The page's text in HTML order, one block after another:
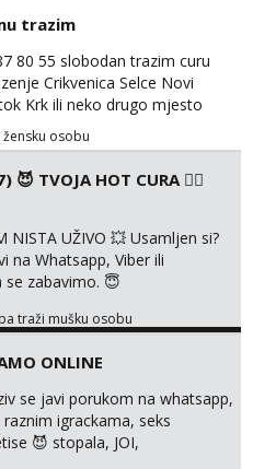
mogu biti zbog dobre
komunikacije. Tg:
trazim
80 55 slobodan trazim curu
Crikvenica Selce Novi
Krk ili neko drugo mjesto
osobu
😈 TVOJA HOT CURA ❤️‍🔥
NISTA UŽIVO 💥 Usamljen si?
na Whatsapp, Viber ili
se zabavimo. 😇
se možemo dopisivati uz slanje
i carapice 🤑 🤬 NE RADIM
RADIM UŽIVO🤬 🤬 NE
🤬 NE RADIM UŽIVO🤬 🤬
traži mušku osobu
ONLINE
se javi porukom na whatsapp,
igrackama, seks
😈 stopala, JOI,